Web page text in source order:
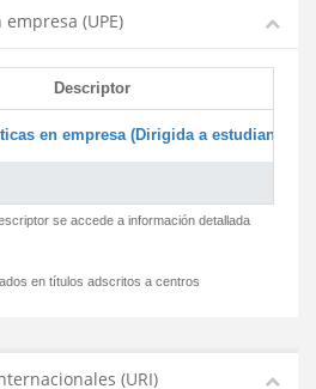
(UPE)
Descriptor
en empresa (Dirigida a estudiantes)
se accede a información detallada
en títulos adscritos a centros
(URI)